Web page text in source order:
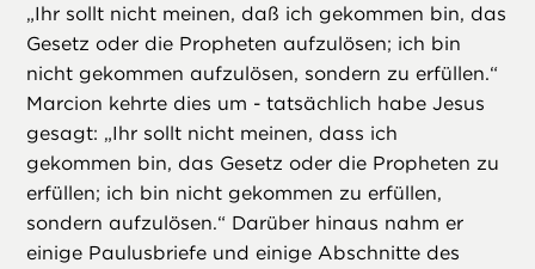
„Ihr sollt nicht meinen, daß ich gekommen bin, das
Gesetz oder die Propheten aufzulösen; ich bin
nicht gekommen aufzulösen, sondern zu erfüllen.“
Marcion kehrte dies um - tatsächlich habe Jesus
gesagt: „Ihr sollt nicht meinen, dass ich
gekommen bin, das Gesetz oder die Propheten zu
erfüllen; ich bin nicht gekommen zu erfüllen,
sondern aufzulösen.“ Darüber hinaus nahm er
einige Paulusbriefe und einige Abschnitte des